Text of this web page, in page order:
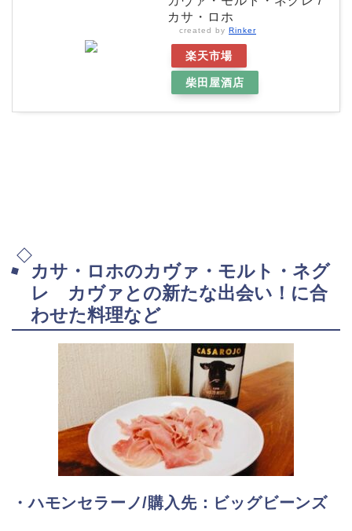
カサ・ロホ
created by Rinker
楽天市場
柴田屋酒店
カサ・ロホのカヴァ・モルト・ネグ
レ カヴァとの新たな出会い！に合
わせた料理など
・ハモンセラーノ/購入先：ビッグビーンズ